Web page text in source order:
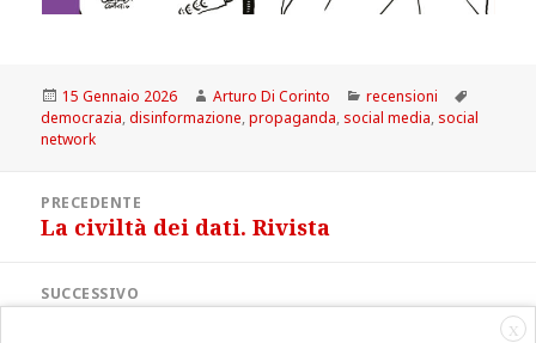
Scritto
il
15 Gennaio 2026 Autore
Arturo Di Corinto Categorie
recensioni
democrazia,disinformazione,propaganda, social media, social
network
articoliPRECEDENTE
Articolo
La civiltà dei dati. Rivista
SUCCESSIVO
X